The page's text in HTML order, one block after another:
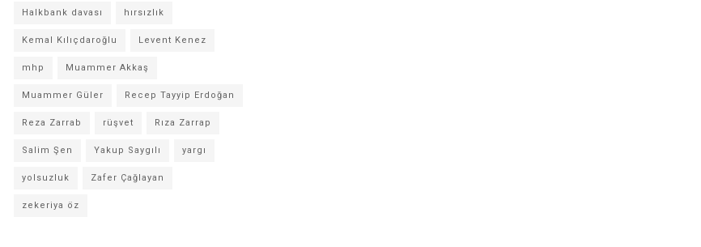
Halkbank davası hırsızlık
Kemal Kılıçdaroğlu Levent Kenez
mhp Muammer Akkaş
Muammer Güler Recep Tayyip Erdoğan
Reza Zarrab rüşvet Rıza Zarrap
Salim Şen Yakup Saygılı yargı
yolsuzluk Zafer Çağlayan
zekeriya öz